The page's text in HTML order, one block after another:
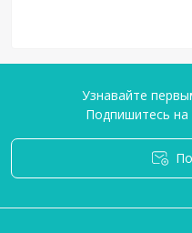
Узнавайте
Подпишитесь на